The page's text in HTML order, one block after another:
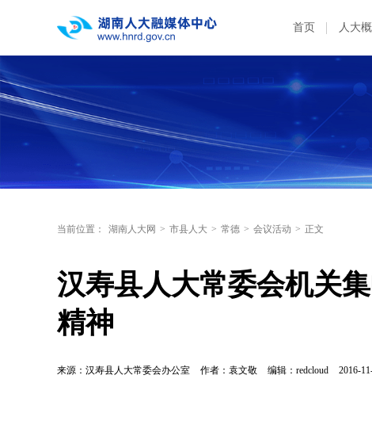
首页 人大
当前位置： 湖南人大网 > 市县人大 > 常德 > 会议活动 > 正文
汉寿县人大常委会机关
精神
来源：汉寿县人大常委会办公室 作者：袁文敬 编辑：redcloud 2016-